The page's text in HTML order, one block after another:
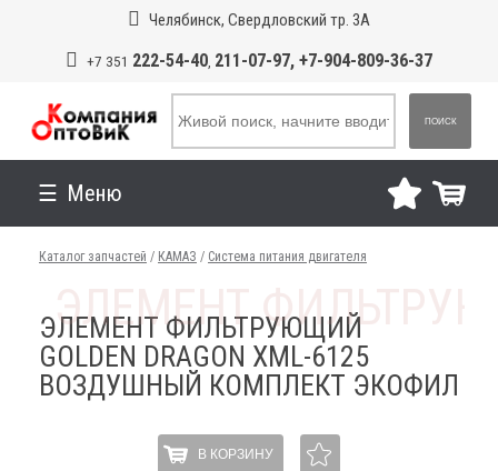
Челябинск, Свердловский тр. 3А
+7 351 222-54-40, 211-07-97, +7-904-809-36-37
ПОИСК
Меню
Каталог запчастей / КАМАЗ / Система питания двигателя
ЭЛЕМЕНТ ФИЛЬТРУЮЩИЙ
GOLDEN DRAGON XML-6125
ВОЗДУШНЫЙ КОМПЛЕКТ ЭКОФИЛ
В КОРЗИНУ